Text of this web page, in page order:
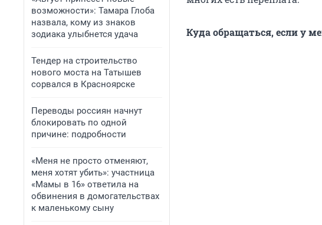
возможности»: Тамара Глоба
назвала, кому из знаков
зодиака улыбнется удача
Тендер на строительство
нового моста на Татышев
сорвался в Красноярске
Переводы россиян начнут
блокировать по одной
причине: подробности
«Меня не просто отменяют,
меня хотят убить»: участница
«Мамы в 16» ответила на
обвинения в домогательствах
к маленькому сыну
Куда обращаться, если у